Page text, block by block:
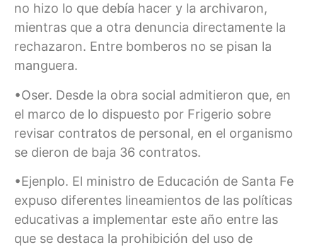
no hizo lo que debía hacer y la archivaron,
mientras que a otra denuncia directamente la
rechazaron. Entre bomberos no se pisan la
manguera.
•Oser. Desde la obra social admitieron que, en
el marco de lo dispuesto por Frigerio sobre
revisar contratos de personal, en el organismo
se dieron de baja 36 contratos.
•Ejenplo. El ministro de Educación de Santa Fe
expuso diferentes lineamientos de las políticas
educativas a implementar este año entre las
que se destaca la prohibición del uso de